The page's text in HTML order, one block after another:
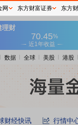
数据 全球 美股 港股
财经快讯 行情中
网 东方财富证券 东方